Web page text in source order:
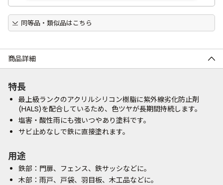
同等品・類似品はこちら
商品詳細
特長
最上級ランクのアクリルシリコン樹脂に紫外線劣化防止剤
(HALS)を配合しているため、色ツヤが長期間持続します。
塩害・酸性雨にも強いつやあり塗料です。
サビ止めなしで鉄に直接塗れます。
用途
鉄部：門扉、フェンス、鉄サッシなどに。
木部：雨戸、戸袋、羽目板、木工品などに。